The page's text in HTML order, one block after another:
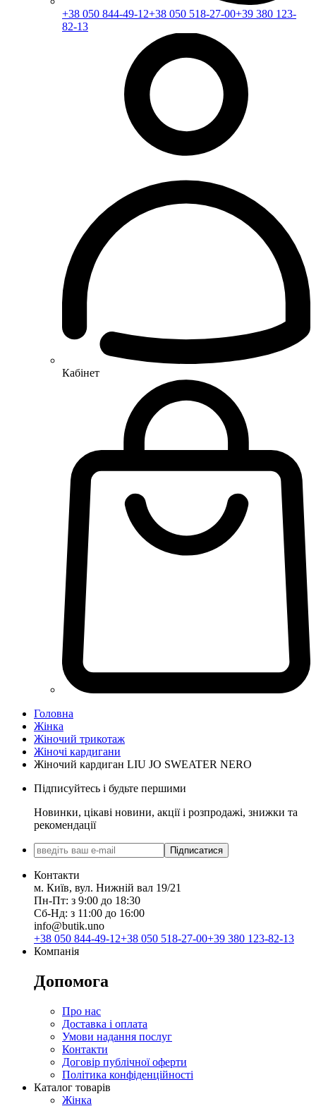
+38 050 844-49-12+38 050 518-27-00+39 380 123-
82-13
Кабінет
Головна
Жінка
Жіночий трикотаж
Жіночі кардигани
Жіночий кардиган LIU JO SWEATER NERO
Підписуйтесь і будьте першими
Новинки, цікаві новини, акції і розпродажі, знижки та
рекомендації
Підписатися
Контакти
м. Київ, вул. Нижній вал 19/21
Пн-Пт: з 9:00 до 18:30
Сб-Нд: з 11:00 до 16:00
info@butik.uno
+38 050 844-49-12+38 050 518-27-00+39 380 123-82-13
Компанія
Допомога
Про нас
Доставка і оплата
Умови надання послуг
Контакти
Договір публічної оферти
Політика конфіденційності
Каталог товарів
Жінка